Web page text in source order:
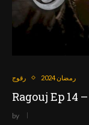
رقوج رمضان 2024
by